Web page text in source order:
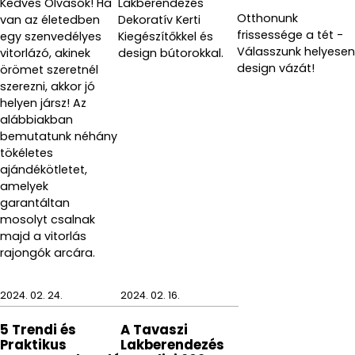
Szín: türkiz
Méret: 12,3 x 8 x 2,5 cm
Cikkszám: GL11-92
Gyártó: Gedy S.p.A.
Kedves Olvasók! Ha
van az életedben
egy szenvedélyes
vitorlázó, akinek
örömet szeretnél
szerezni, akkor jó
helyen jársz! Az
alábbiakban
bemutatunk néhány
tökéletes
ajándékötletet,
amelyek
garantáltan
mosolyt csalnak
majd a vitorlás
rajongók arcára.
Lakberendezés
Dekoratív Kerti
Kiegészítőkkel és
design bútorokkal.
Otthonunk
frissessége a tét -
Válasszunk helyesen
design vázát!
2024. 02. 24.
5 Trendi és
Praktikus
2024. 02. 16.
A Tavaszi
Lakberendezés